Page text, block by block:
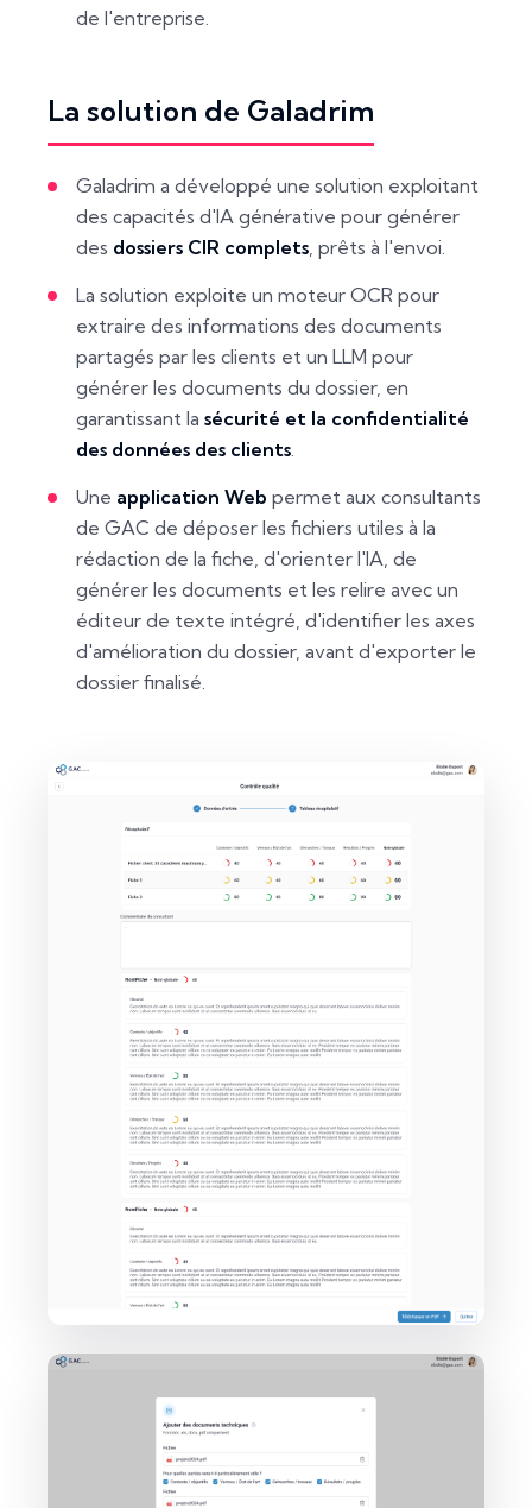
de l'entreprise.
La solution de Galadrim
Galadrim a développé une solution exploitant
des capacités d'IA générative pour générer
des dossiers CIR complets, prêts à l'envoi.
La solution exploite un moteur OCR pour
extraire des informations des documents
partagés par les clients et un LLM pour
générer les documents du dossier, en
garantissant la sécurité et la confidentialité
des données des clients.
Une application Web permet aux consultants
de GAC de déposer les fichiers utiles à la
rédaction de la fiche, d'orienter l'IA, de
générer les documents et les relire avec un
éditeur de texte intégré, d'identifier les axes
d'amélioration du dossier, avant d'exporter le
dossier finalisé.